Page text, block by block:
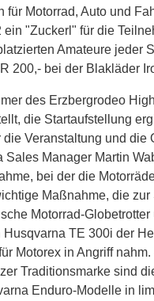
für Motorrad, Auto und
ein "Zuckerl" für die
Amateure jeder
200,- bei der Blakläder
des Erzbergrodeo
die Startaufstellung
Veranstaltung und die
Sales Manager Martin
bei der die
Maßnahme, die
Motorrad-
Husqvarna TE 300i der
Motorex in Angriff
Traditionsmarke sind
Enduro-Modelle in